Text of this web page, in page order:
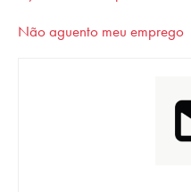
Não aguento meu emprego